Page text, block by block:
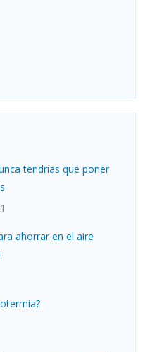
tendrías que poner
ahorrar en el aire